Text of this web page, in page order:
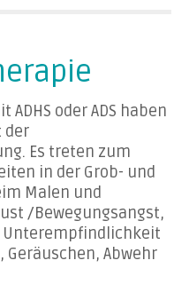
oder ADS haben
der
Es treten zum
in der Grob- und
Malen und
/Bewegungsangst,
Geräuschen, Abwehr